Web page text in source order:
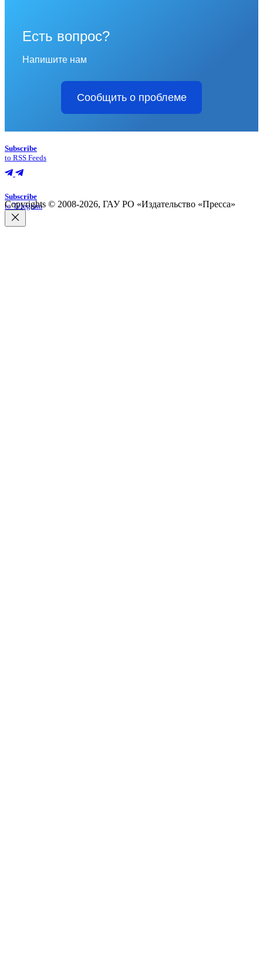
Есть вопрос?
Напишите нам
Сообщить о проблеме
Subscribe
to RSS Feeds
Subscribe
to Telegram
Copyrights © 2008-2026, ГАУ РО «Издательство «Пресса»